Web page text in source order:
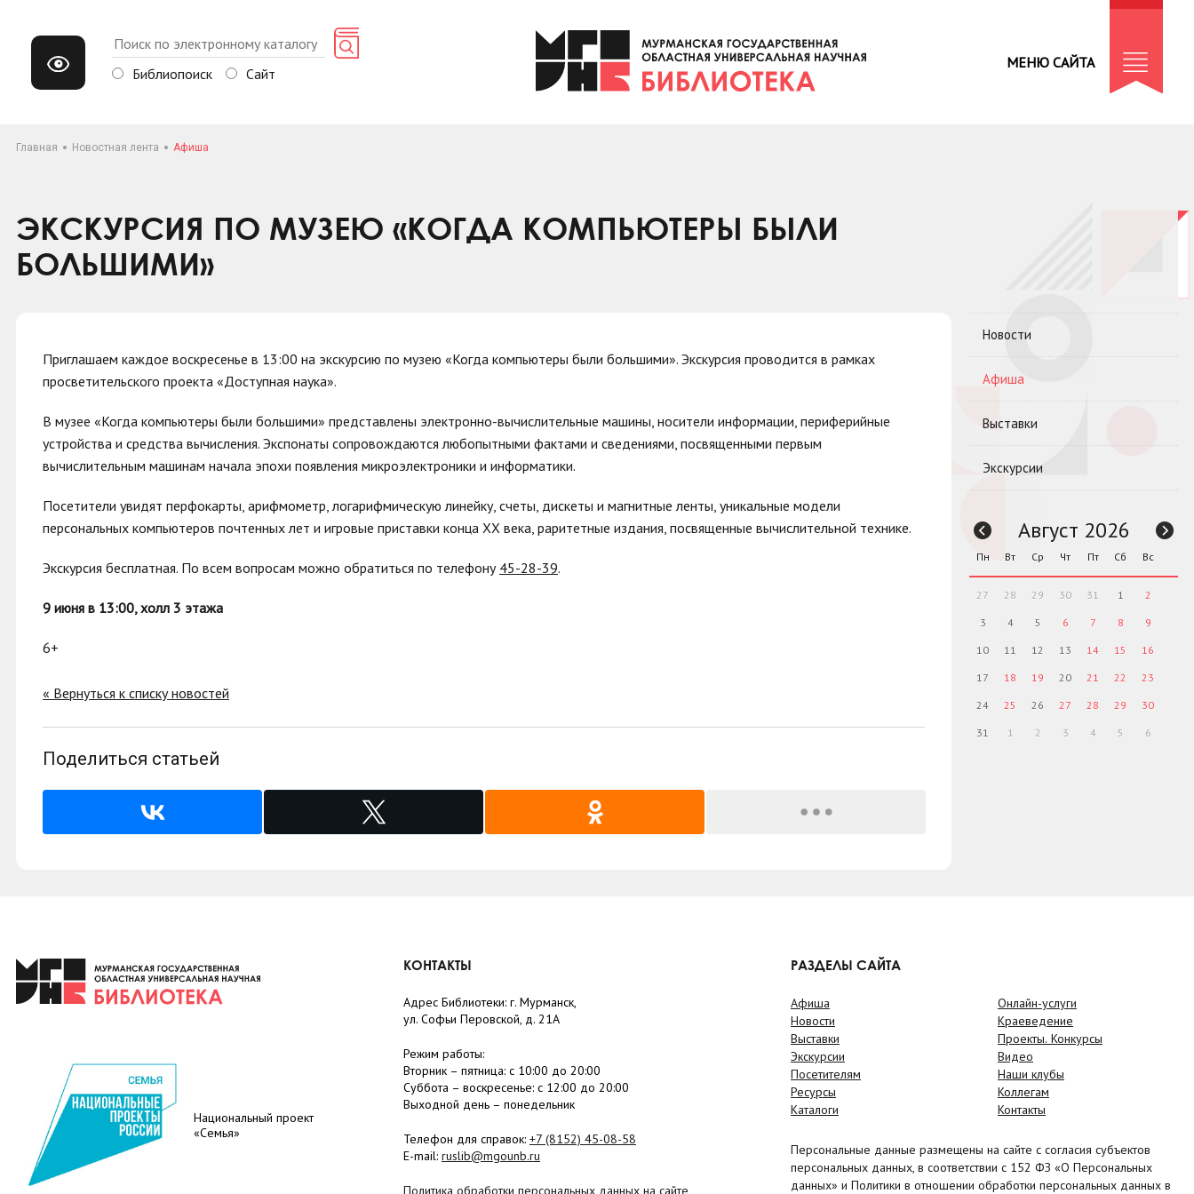
Библиопоиск Сайт
МЕНЮ САЙТА
Главная Новостная лента Афиша
ЭКСКУРСИЯ ПО МУЗЕЮ «КОГДА КОМПЬЮТЕРЫ БЫЛИ
БОЛЬШИМИ»
Приглашаем каждое воскресенье в 13:00 на экскурсию по музею «Когда компьютеры были большими». Экскурсия проводится в рамках
просветительского проекта «Доступная наука».
В музее «Когда компьютеры были большими» представлены электронно-вычислительные машины, носители информации, периферийные
устройства и средства вычисления. Экспонаты сопровождаются любопытными фактами и сведениями, посвященными первым
вычислительным машинам начала эпохи появления микроэлектроники и информатики.
Посетители увидят перфокарты, арифмометр, логарифмическую линейку, счеты, дискеты и магнитные ленты, уникальные модели
персональных компьютеров почтенных лет и игровые приставки конца XX века, раритетные издания, посвященные вычислительной технике.
Экскурсия бесплатная. По всем вопросам можно обратиться по телефону 45-28-39.
9 июня в 13:00, холл 3 этажа
6+
« Вернуться к списку новостей
Поделиться статьей
Новости
Афиша
Выставки
Экскурсии
Август 2026
Пн Вт Ср Чт Пт Сб Вс
27 28 29 30 31 1 2
3 4 5 6 7 8 9
10 11 12 13 14 15 16
17 18 19 20 21 22 23
24 25 26 27 28 29 30
31 1 2 3 4 5 6
Национальный проект
«Семья»
КОНТАКТЫ
Адрес Библиотеки: г. Мурманск,
ул. Софьи Перовской, д. 21А
Режим работы:
Вторник – пятница: с 10:00 до 20:00
Суббота – воскресенье: c 12:00 до 20:00
Выходной день – понедельник
Телефон для справок: +7 (8152) 45-08-58
E-mail: ruslib@mgounb.ru
Политика обработки персональных данных на сайте
РАЗДЕЛЫ САЙТА
Афиша
Новости
Выставки
Экскурсии
Посетителям
Ресурсы
Каталоги
Онлайн-услуги
Краеведение
Проекты. Конкурсы
Видео
Наши клубы
Коллегам
Контакты
Персональные данные размещены на сайте с согласия субъектов
персональных данных, в соответствии с 152 ФЗ «О Персональных
данных» и Политики в отношении обработки персональных данных в